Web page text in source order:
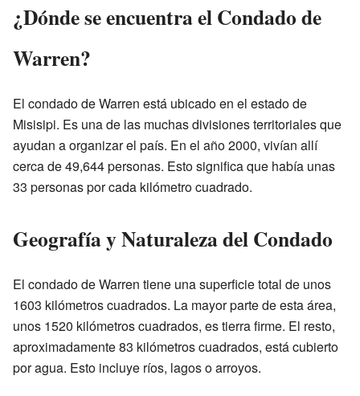
¿Dónde se encuentra el Condado de
Warren?
El condado de Warren está ubicado en el estado de
Misisipi. Es una de las muchas divisiones territoriales que
ayudan a organizar el país. En el año 2000, vivían allí
cerca de 49,644 personas. Esto significa que había unas
33 personas por cada kilómetro cuadrado.
Geografía y Naturaleza del Condado
El condado de Warren tiene una superficie total de unos
1603 kilómetros cuadrados. La mayor parte de esta área,
unos 1520 kilómetros cuadrados, es tierra firme. El resto,
aproximadamente 83 kilómetros cuadrados, está cubierto
por agua. Esto incluye ríos, lagos o arroyos.